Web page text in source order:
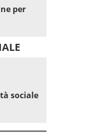
per
sociale